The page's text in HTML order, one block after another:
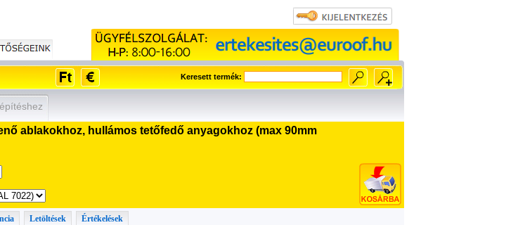
Keresett termék:
ablakokhoz, hullámos tetőfedő anyagokhoz (max 90mm
Letöltések Értékelések